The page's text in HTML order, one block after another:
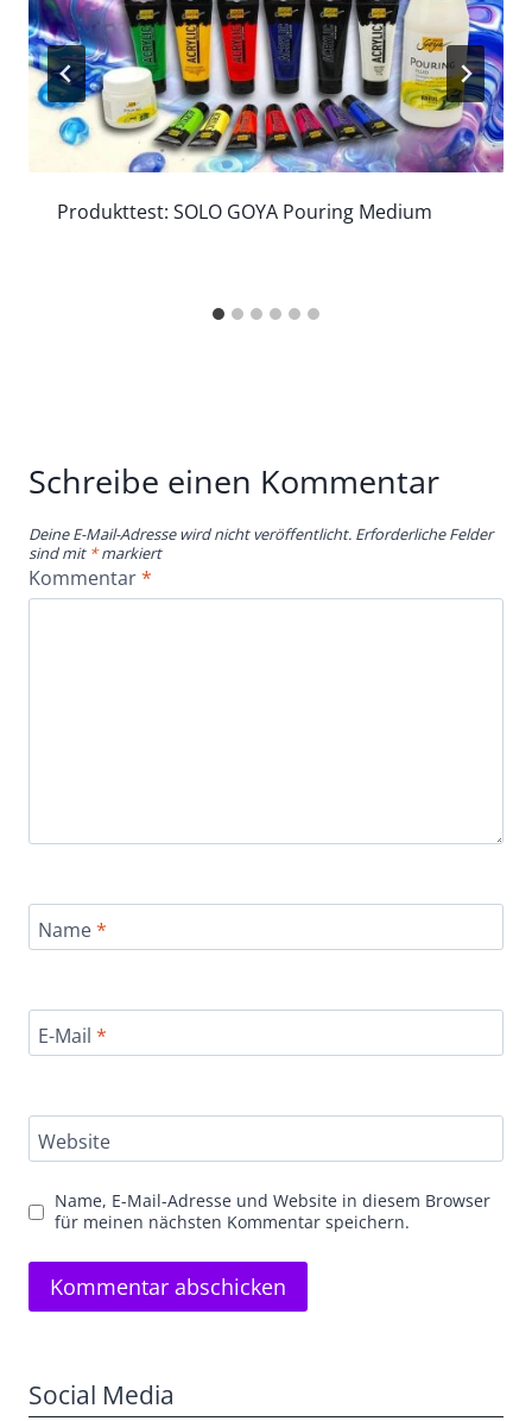
Produkttest: SOLO GOYA Pouring Medium
Schreibe einen Kommentar
Deine E-Mail-Adresse wird nicht veröffentlicht. Erforderliche Felder
sind mit *markiert
Kommentar*
Name*
E-Mail *
Website
Name, E-Mail-Adresse und Website in diesem Browser
für meinen nächsten Kommentar speichern.
Social Media